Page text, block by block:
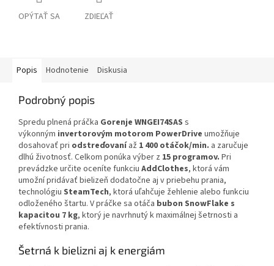
OPÝTAŤ SA ZDIEĽAŤ
Popis Hodnotenie Diskusia
Podrobný popis
Spredu plnená práčka Gorenje WNGEI74SAS s
výkonným invertorovým motorom PowerDrive umožňuje
dosahovať pri odstreďovaní až 1 400 otáčok/min. a zaručuje
dlhú životnosť. Celkom ponúka výber z 15 programov. Pri
prevádzke určite oceníte funkciu AddClothes, ktorá vám
umožní pridávať bielizeň dodatočne aj v priebehu prania,
technológiu SteamTech, ktorá uľahčuje žehlenie alebo funkciu
odloženého štartu. V práčke sa otáča bubon SnowFlake s
kapacitou 7 kg, ktorý je navrhnutý k maximálnej šetrnosti a
efektívnosti prania.
Šetrná k bielizni aj k energiám